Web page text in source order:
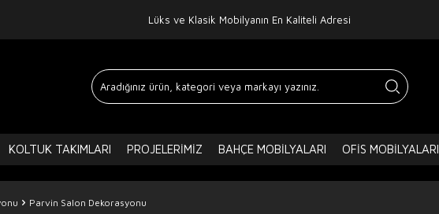
Lüks ve Klasik Mobilyanın En Kaliteli Adresi
KOLTUK TAKIMLARI PROJELERIMIZ BAHÇE MOBILYALARI OFIS MOBILYALARI
Parvin Salon Dekorasyonu